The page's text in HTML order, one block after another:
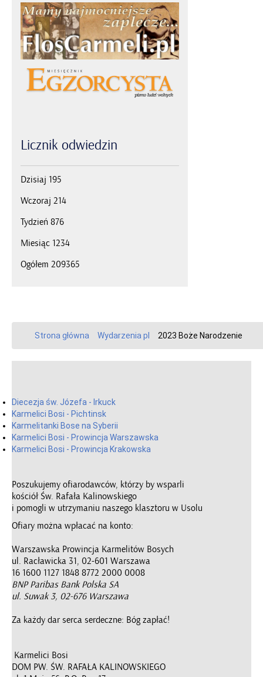
Licznik odwiedzin
Dzisiaj 195
Wczoraj 214
Tydzień 876
Miesiąc 1234
Ogółem 209365
Strona główna Wydarzenia pl 2023 Boże Narodzenie
Diecezja św. Józefa - Irkuck
Karmelici Bosi - Pichtinsk
Karmelitanki Bose na Syberii
Karmelici Bosi - Prowincja Warszawska
Karmelici Bosi - Prowincja Krakowska
Poszukujemy ofiarodawców, którzy by wsparli
kościół Św. Rafała Kalinowskiego
i pomogli w utrzymaniu naszego klasztoru w Usolu
Ofiary można wpłacać na konto:
Warszawska Prowincja Karmelitów Bosych
ul. Racławicka 31, 02-601 Warszawa
16 1600 1127 1848 8772 2000 0008
BNP Paribas Bank Polska SA
ul. Suwak 3, 02-676 Warszawa
Za każdy dar serca serdeczne: Bóg zapłać!
Karmelici Bosi
DOM PW. ŚW. RAFAŁA KALINOWSKIEGO